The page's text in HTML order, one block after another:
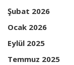
Şubat 2026
Ocak 2026
Eylül 2025
Temmuz 2025